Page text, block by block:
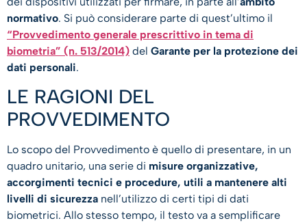
normativo. Si può considerare parte di quest’ultimo il
“Provvedimento generale prescrittivo in tema di
biometria” (n. 513/2014) del Garante per la protezione dei
dati personali.
LE RAGIONI DEL
PROVVEDIMENTO
Lo scopo del Provvedimento è quello di presentare, in un
quadro unitario, una serie di misure organizzative,
accorgimenti tecnici e procedure, utili a mantenere alti
livelli di sicurezza nell’utilizzo di certi tipi di dati
biometrici. Allo stesso tempo, il testo va a semplificare